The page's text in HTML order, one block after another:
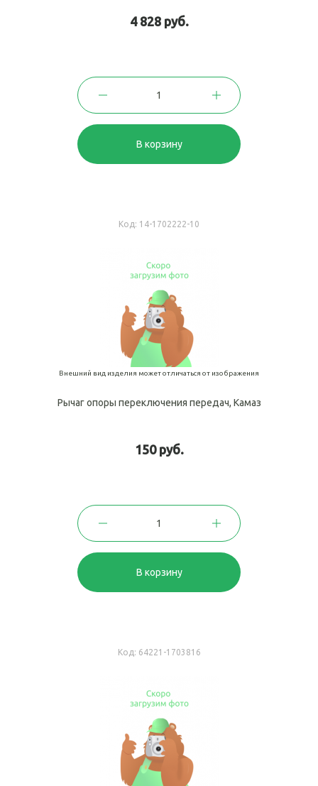
4 828 руб.
В корзину
Код: 14-1702222-10
Внешний вид изделия может отличаться от изображения
Рычаг опоры переключения передач, Камаз
150 руб.
В корзину
Код: 64221-1703816